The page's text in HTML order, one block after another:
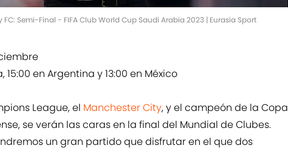
FC: Semi-Final - FIFA Club World Cup Saudi Arabia 2023 | Eurasia Sport
15:00 en Argentina y 13:00 en México
League, el Manchester City, y el campeón de la Copa
se verán las caras en la final del Mundial de Clubes.
un gran partido que disfrutar en el que dos